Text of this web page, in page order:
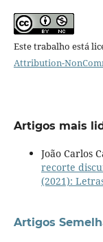
Este trabalho está
Attribution-
Artigos mais
João Carlos
recorte
(2021):
Artigos